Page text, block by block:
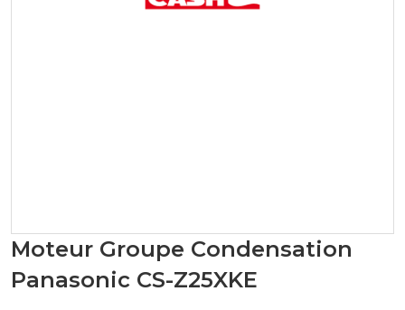
Moteur Groupe Condensation
Panasonic CS-Z25XKE